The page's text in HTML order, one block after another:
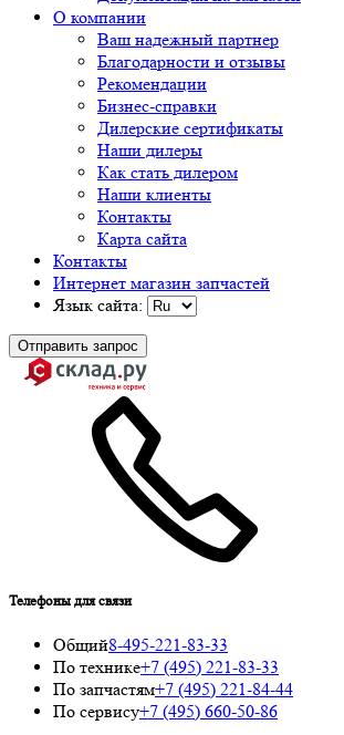
О компании
Ваш надежный партнер
Благодарности и отзывы
Рекомендации
Бизнес-справки
Дилерские сертификаты
Наши дилеры
Как стать дилером
Наши клиенты
Контакты
Карта сайта
Контакты
Интернет магазин запчастей
Язык сайта:
Отправить запрос
Телефоны для связи
Общий8-495-221-83-33
По технике+7 (495) 221-83-33
По запчастям+7 (495) 221-84-44
По сервису+7 (495) 660-50-86